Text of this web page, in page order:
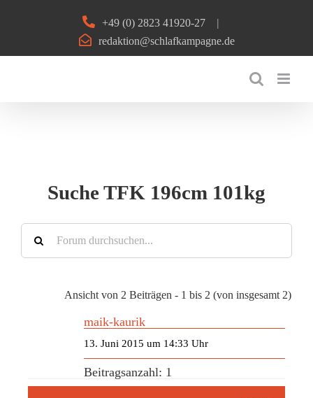
+49 (0) 2823 41920-27
|
redaktion@schlafkampagne.de
Suche TFK 196cm 101kg
Ansicht von 2 Beiträgen - 1 bis 2 (von insgesamt 2)
maik-kaurik
13. Juni 2015 um 14:33 Uhr
Beitragsanzahl: 1